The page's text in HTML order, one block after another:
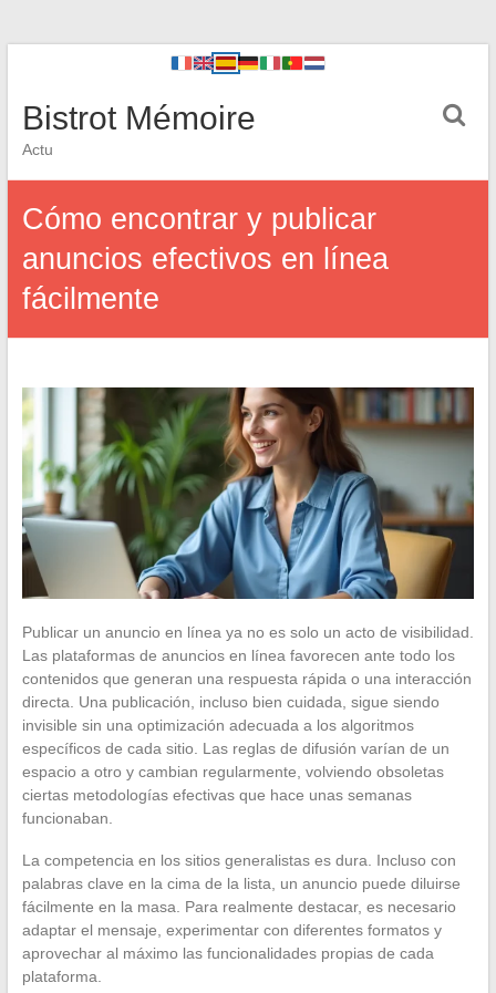
Bistrot Mémoire
Actu
Cómo encontrar y publicar
anuncios efectivos en línea
fácilmente
Publicar un anuncio en línea ya no es solo un acto de visibilidad.
Las plataformas de anuncios en línea favorecen ante todo los
contenidos que generan una respuesta rápida o una interacción
directa. Una publicación, incluso bien cuidada, sigue siendo
invisible sin una optimización adecuada a los algoritmos
específicos de cada sitio. Las reglas de difusión varían de un
espacio a otro y cambian regularmente, volviendo obsoletas
ciertas metodologías efectivas que hace unas semanas
funcionaban.
La competencia en los sitios generalistas es dura. Incluso con
palabras clave en la cima de la lista, un anuncio puede diluirse
fácilmente en la masa. Para realmente destacar, es necesario
adaptar el mensaje, experimentar con diferentes formatos y
aprovechar al máximo las funcionalidades propias de cada
plataforma.